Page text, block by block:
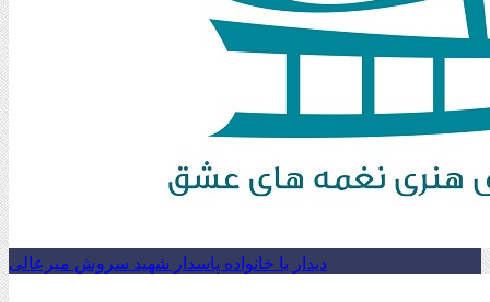
دیدار با خانواده پاسدار شهید سروش میرعالی